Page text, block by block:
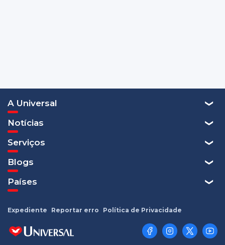
A Universal
Notícias
Serviços
Blogs
Países
Expediente Reportar erro Política de Privacidade